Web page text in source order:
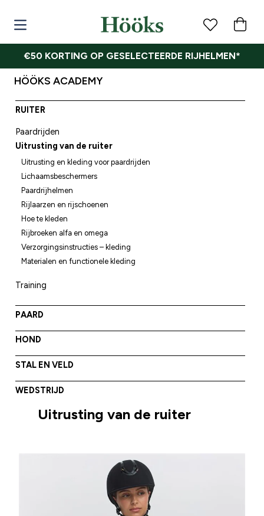
€50 KORTING OP GESELECTEERDE RIJHELMEN*
HÖÖKS ACADEMY
RUITER
Paardrijden
Uitrusting van de ruiter
Uitrusting en kleding voor paardrijden
Lichaamsbeschermers
Paardrijhelmen
Rijlaarzen en rijschoenen
Hoe te kleden
Rijbroeken alfa en omega
Verzorgingsinstructies – kleding
Materialen en functionele kleding
Training
PAARD
HOND
STAL EN VELD
WEDSTRIJD
Uitrusting van de ruiter